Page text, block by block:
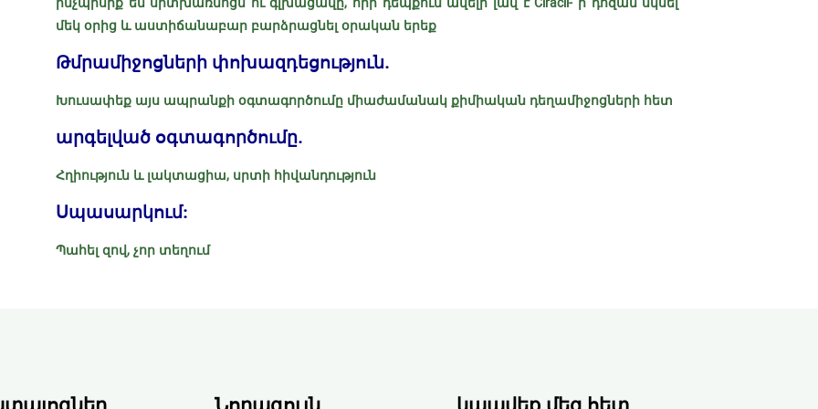
մեկ օրից և աստիճանաբար բարձրացնել օրական երեք
Թմրամիջոցների փոխազդեցություն.
Խուսափեք այս ապրանքի օգտագործումը միաժամանակ քիմիական դեղամիջոցների հետ
արգելված օգտագործումը.
Հղիություն և լակտացիա, սրտի հիվանդություն
Սպասարկում:
Պահել զով, չոր տեղում